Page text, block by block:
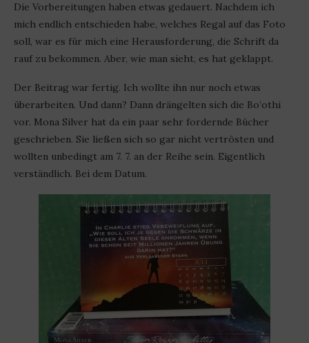
Die Vorbereitungen haben etwas gedauert. Nachdem ich
mich endlich entschieden habe, welches Regal auf das Foto
soll, war es für mich eine Herausforderung, die Schrift da
rauf zu bekommen. Aber, wie man sieht, es hat geklappt.
Der Beitrag war fertig. Ich wollte ihn nur noch etwas
überarbeiten. Und dann? Dann drängelten sich die Bo’othi
vor. Mona Silver hat da ein paar sehr fordernde Bücher
geschrieben. Sie ließen sich so gar nicht vertrösten und
wollten unbedingt am 7. 7. an der Reihe sein. Eigentlich
verständlich. Bei dem Datum.